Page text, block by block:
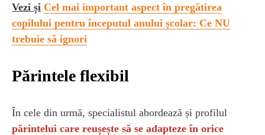
Vezi și Cel mai important aspect în pregătirea
copilului pentru începutul anului școlar: Ce NU
trebuie să ignori
Părintele flexibil
În cele din urmă, specialistul abordează și profilul
părintelui care reușește să se adapteze în orice